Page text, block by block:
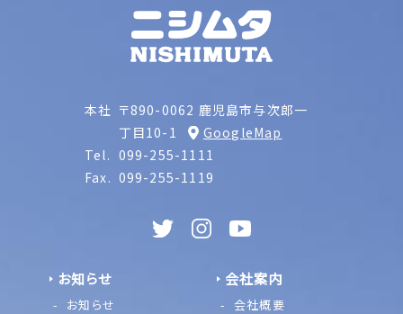
本社 〒890-0062 鹿児島市与次郎一
丁目10-1
GoogleMap
Tel. 099-255-1111
Fax. 099-255-1119
お知らせ
お知らせ
会社案内
会社概要